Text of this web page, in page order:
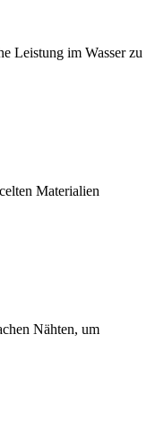
Leistung im Wasser zu
Materialien
Nähten, um